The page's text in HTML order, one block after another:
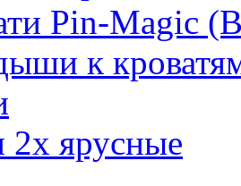
Pin-Magic
к
2х ярусные